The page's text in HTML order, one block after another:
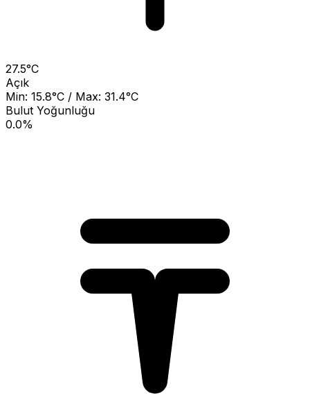
27.5°C
Açık
Min: 15.8°C / Max: 31.4°C
Bulut Yoğunluğu
0.0%